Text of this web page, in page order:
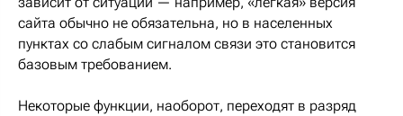
сайта обычно не обязательна, но в населенных
пунктах со слабым сигналом связи это становится
базовым требованием.
Некоторые функции, наоборот, переходят в разряд